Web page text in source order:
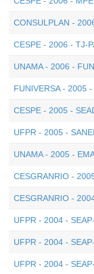
CONSULPLAN -
CESPE - 2006 - TJ-
UNAMA - 2006 -
FUNIVERSA - 2005
CESPE - 2005 -
UFPR - 2005 -
UNAMA - 2005 -
CESGRANRIO -
CESGRANRIO -
UFPR - 2004 -
UFPR - 2004 -
UFPR - 2004 -